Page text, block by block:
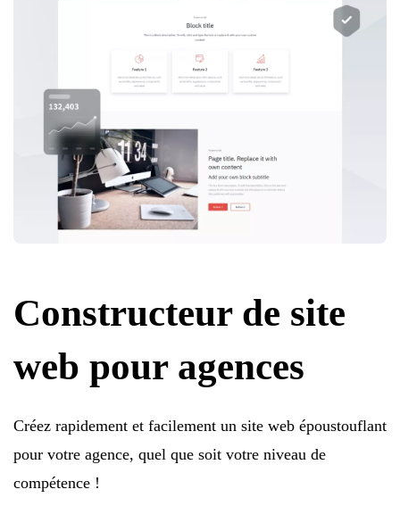
Constructeur de site
web pour agences
Créez rapidement et facilement un site web époustouflant
pour votre agence, quel que soit votre niveau de
compétence !